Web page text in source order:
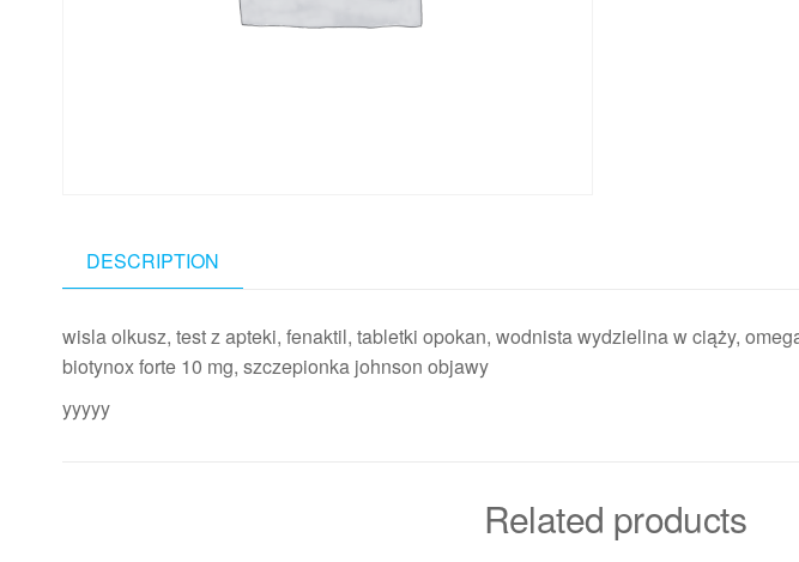
DESCRIPTION
wisla olkusz, test z apteki, fenaktil, tabletki opokan, wodnista wydzielina w ciąży,
biotynox forte 10 mg, szczepionka johnson objawy
yyyyy
Related products